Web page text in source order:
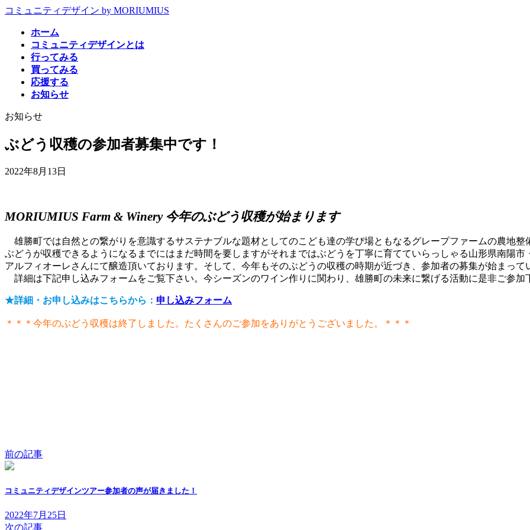
コ
プ
ナ
動
コミュニティデザイン by MORIUMIUS
ホーム
コミュニティデザインとは
行ってみる
買ってみる
応援する
お知らせ
お知らせ
ぶどう収穫の参加者募集中です！
2022年8月13日
MORIUMIUS Farm & Winery 今年のぶどう収穫が始まります
雄勝町では自然との繋がりを意識するサステナブルな題材としてのこども達の学び場ともなるグレープファームの農地
ぶどうが収穫できるようになるまでにはまだ時間を要しますがそれまではぶどうを丁寧に育てていらっしゃる山形県南陽
アルフィオーレさんにて醸造頂いております。そして、今年もそのぶどうの収穫の時期が近づき、参加者の募集が始まって
詳細は下記申し込みフォームをご覧下さい。今シーズンのワイン作りに関わり、雄勝町の未来に繋げる活動に是非ご参加
★詳細・お申し込みはこちらから： 申し込みフォーム
＊＊＊今年のぶどう収穫は終了しました。たくさんのご参加をありがとうございました。＊＊＊
前の記事
コミュニティデザインツアー参加者の声が届きました！
2022年7月25日
次の記事